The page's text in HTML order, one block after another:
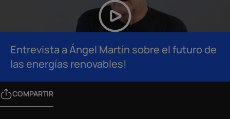
Entrevista a Ángel Martín sobre el futuro de
las energías renovables!
COMPARTIR